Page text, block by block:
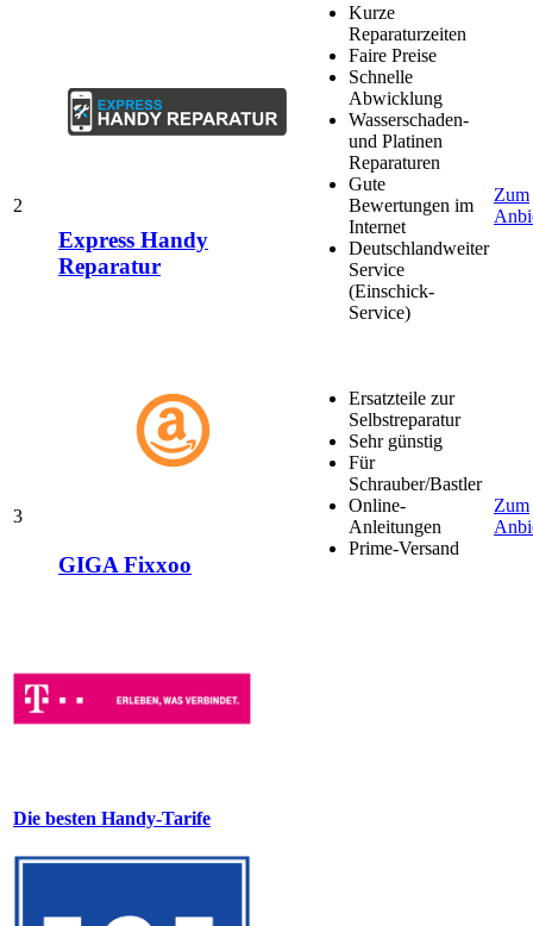
2
Express Handy
Reparatur
Kurze
Reparaturzeiten
Faire Preise
Schnelle
Abwicklung
Wasserschaden-
und Platinen
Reparaturen
Gute
Bewertungen im
Internet
Deutschlandweiter
Service
(Einschick-
Service)
Zum
3
GIGA Fixxoo
Ersatzteile zur
Selbstreparatur
Sehr günstig
Für
Schrauber/Bastler
Online-
Anleitungen
Prime-Versand
Zum
Die besten Handy-Tarife